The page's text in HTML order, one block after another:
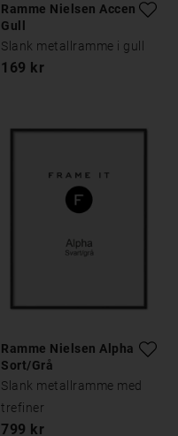
Ramme Nielsen Accent
Gull
Slank metallramme i gull
169 kr
Ramme Nielsen Alpha
Sort/Grå
Slank metallramme med
trefiner
799 kr